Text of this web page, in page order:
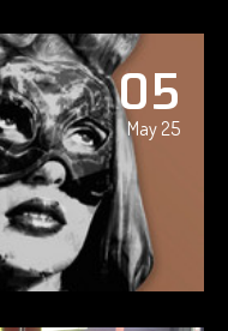
05
May 25